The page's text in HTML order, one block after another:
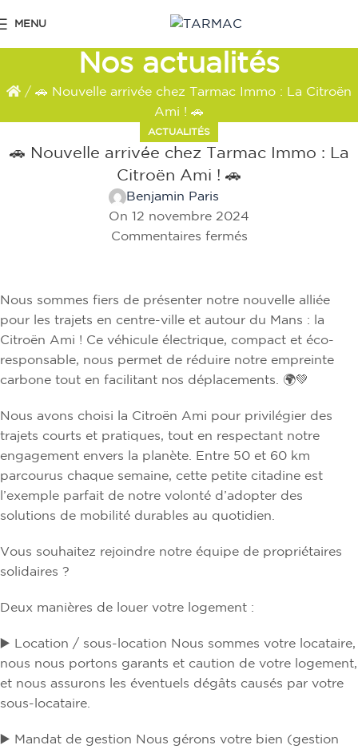
MENU
Nos actualités
/ 🚗 Nouvelle arrivée chez Tarmac Immo : La Citroën
Ami ! 🚗
ACTUALITÉS
🚗 Nouvelle arrivée chez Tarmac Immo : La
Citroën Ami ! 🚗
Benjamin Paris
On 12 novembre 2024
Commentaires fermés
Nous sommes fiers de présenter notre nouvelle alliée
pour les trajets en centre-ville et autour du Mans : la
Citroën Ami ! Ce véhicule électrique, compact et éco-
responsable, nous permet de réduire notre empreinte
carbone tout en facilitant nos déplacements. 🌍💚
Nous avons choisi la Citroën Ami pour privilégier des
trajets courts et pratiques, tout en respectant notre
engagement envers la planète. Entre 50 et 60 km
parcourus chaque semaine, cette petite citadine est
l’exemple parfait de notre volonté d’adopter des
solutions de mobilité durables au quotidien.
Vous souhaitez rejoindre notre équipe de propriétaires
solidaires ?
Deux manières de louer votre logement :
▶️ Location / sous-location Nous sommes votre locataire,
nous nous portons garants et caution de votre logement,
et nous assurons les éventuels dégâts causés par votre
sous-locataire.
▶️ Mandat de gestion Nous gérons votre bien (gestion